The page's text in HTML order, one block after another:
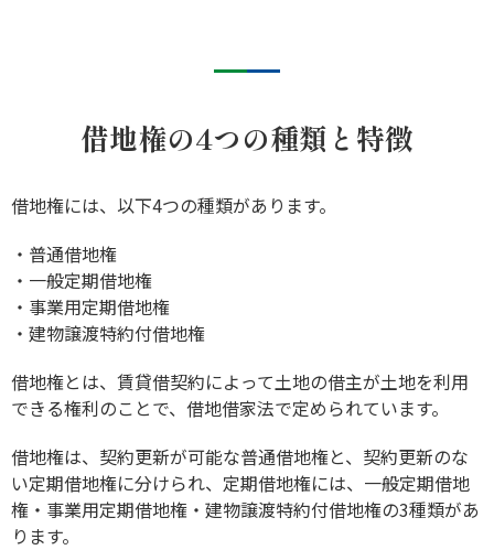
借地権の4つの種類と特徴
借地権には、以下4つの種類があります。
・普通借地権
・一般定期借地権
・事業用定期借地権
・建物譲渡特約付借地権
借地権とは、賃貸借契約によって土地の借主が土地を利用
できる権利のことで、借地借家法で定められています。
借地権は、契約更新が可能な普通借地権と、契約更新のな
い定期借地権に分けられ、定期借地権には、一般定期借地
権・事業用定期借地権・建物譲渡特約付借地権の3種類があ
ります。